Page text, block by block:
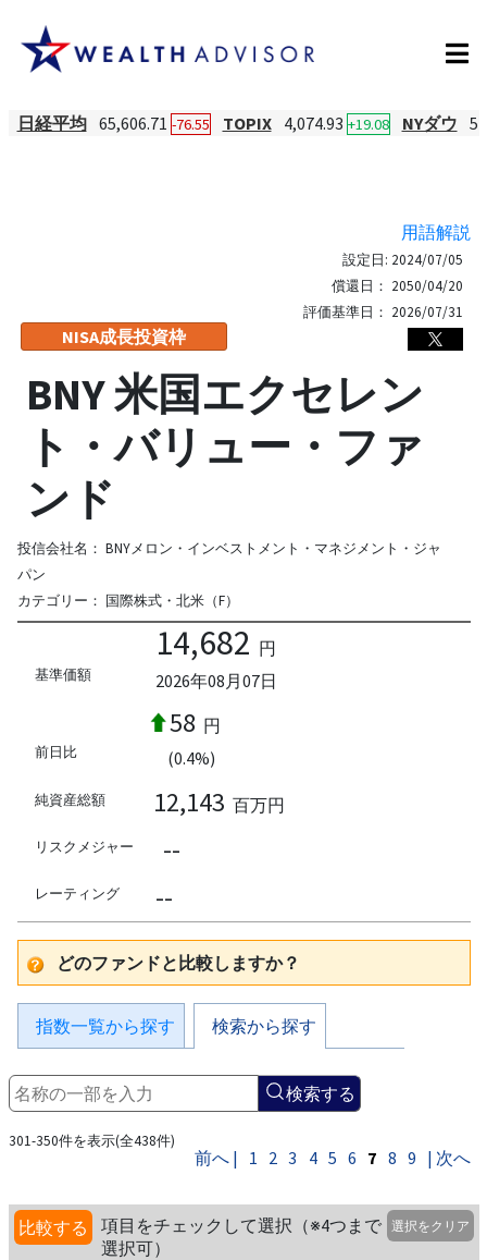
日経平均 65,606.71 -76.55 TOPIX 4,074.93 +19.08 NYダウ
用語解説
NISA成長投資枠
設定日: 2024/07/05
償還日： 2050/04/20
評価基準日： 2026/07/31
BNY 米国エクセレン
ト・バリュー・ファ
ンド
投信会社名： BNYメロン・インベストメント・マネジメント・ジャ
パン
カテゴリー： 国際株式・北米（F）
基準価額
14,682 円
2026年08月07日
前日比
58 円
(0.4%)
純資産総額 12,143 百万円
リスクメジャー --
レーティング --
どのファンドと比較しますか？
指数一覧から探す 検索から探す
検索する
301-350件を表示(全438件)
前へ | 1 2 3 4 5 6 7 8 9 | 次へ
比較する
項目をチェックして選択（※4つまで
選択可）
選択をクリア